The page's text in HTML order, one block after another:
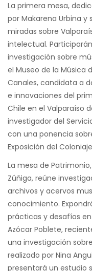
La primera mesa,
por Makarena Urbina
miradas sobre
intelectual.
investigación sobre
el Museo de la Música
Canales, candidata a
e innovaciones del
Chile en el Valparaíso
investigador del
con una ponencia
Exposición del
La mesa de
Zúñiga, reúne
archivos y acervos
conocimiento.
prácticas y desafíos en
Azócar Poblete,
una investigación
realizado por Nina
presentará un estudio